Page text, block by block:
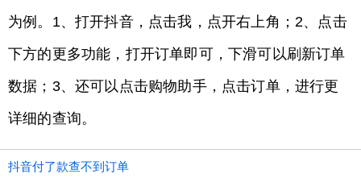
为例。1、打开抖音，点击我，点开右上角；2、点击
下方的更多功能，打开订单即可，下滑可以刷新订单
数据；3、还可以点击购物助手，点击订单，进行更
详细的查询。
抖音付了款查不到订单